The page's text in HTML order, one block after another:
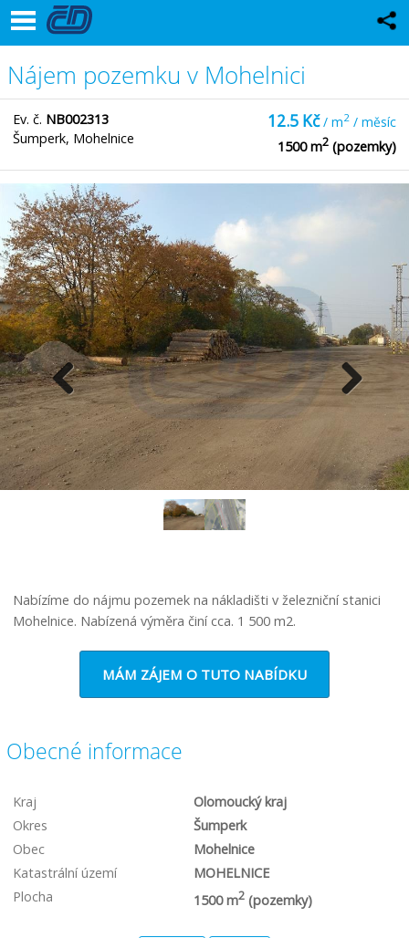
Nájem pozemku v Mohelnici
12.5 Kč/ m2/ měsíc
1500 m2(pozemky)
Ev. č. NB002313
Šumperk, Mohelnice
Previ
ous
Next
Nabízíme do nájmu pozemek na nákladišti v železniční stanici
Mohelnice. Nabízená výměra činí cca. 1 500 m2.
MÁM ZÁJEM O TUTO NABÍDKU
Obecné informace
Kraj
Olomoucký kraj
Okres
Šumperk
Obec
Mohelnice
Katastrální území
MOHELNICE
Plocha
1500 m2(pozemky)